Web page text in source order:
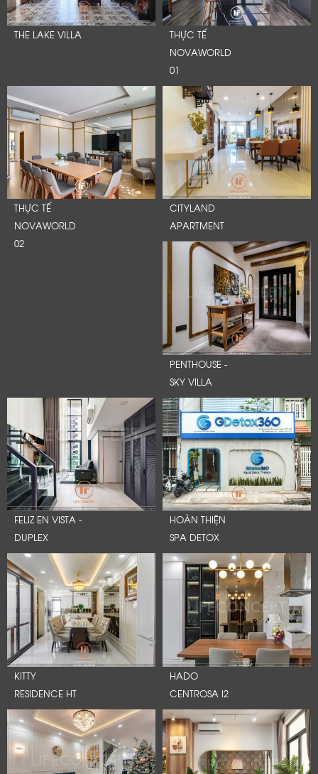
THE LAKE VILLA
THỰC TẾ
NOVAWORLD
01
THỰC TẾ
NOVAWORLD
02
CITYLAND
APARTMENT
PENTHOUSE -
SKY VILLA
FELIZ EN VISTA -
DUPLEX
HOÀN THIỆN
SPA DETOX
KITTY
RESIDENCE HT
HADO
CENTROSA I2